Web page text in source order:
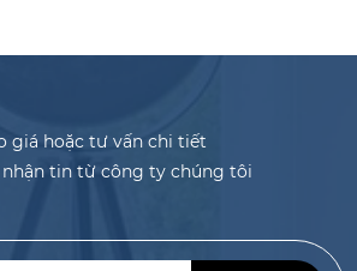
giá hoặc tư vấn chi tiết
tin từ công ty chúng tôi